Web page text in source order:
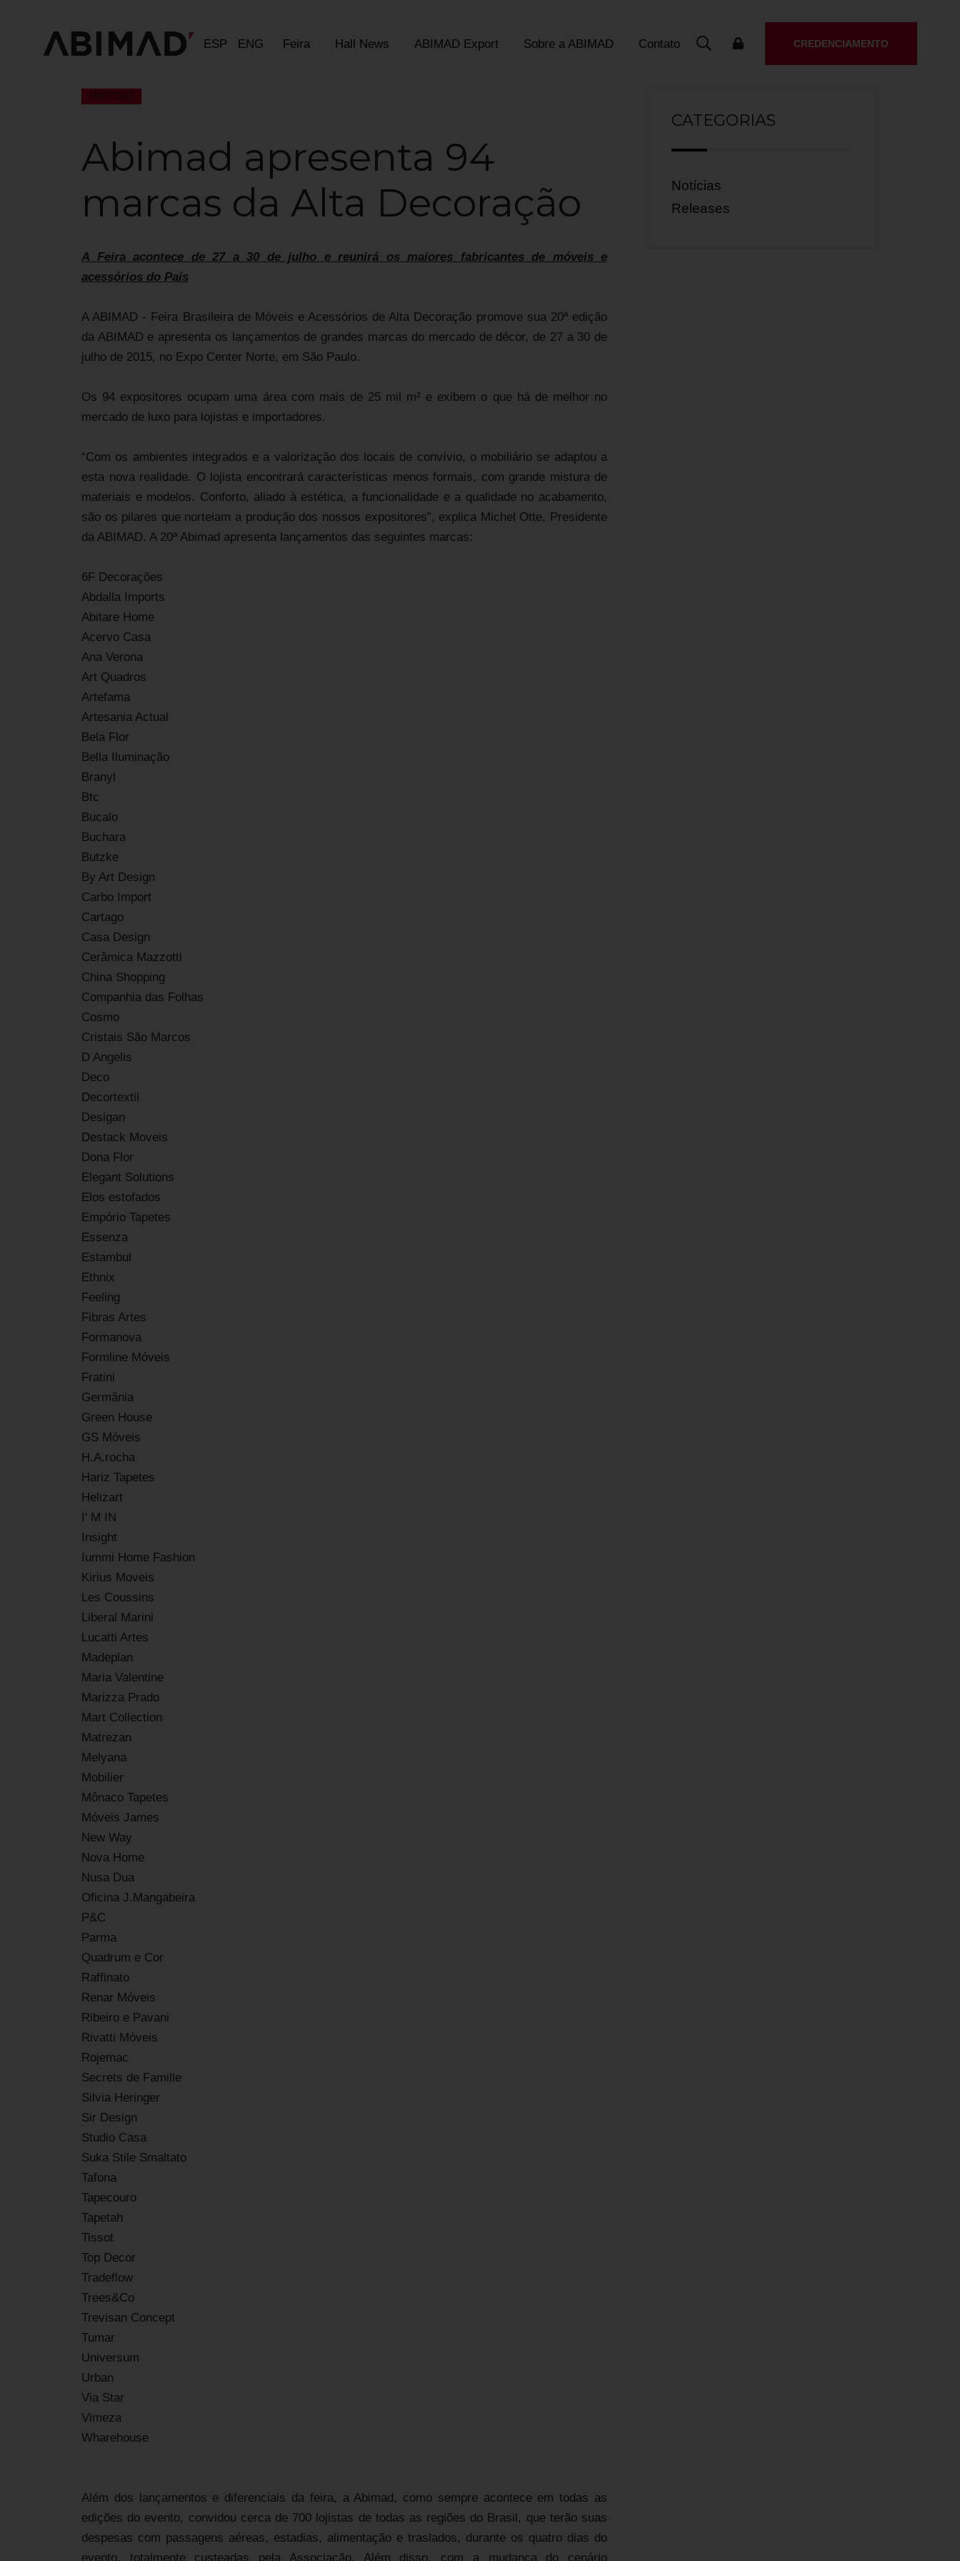
ESP ENG Feira Hall News ABIMAD Export Sobre a ABIMAD Contato CREDENCIAMENTO
16/07/2015
Abimad apresenta 94
marcas da Alta Decoração
A Feira acontece de 27 a 30 de julho e reunirá os maiores fabricantes de móveis e
acessórios do País
A ABIMAD - Feira Brasileira de Móveis e Acessórios de Alta Decoração promove sua 20ª edição
da ABIMAD e apresenta os lançamentos de grandes marcas do mercado de décor, de 27 a 30 de
julho de 2015, no Expo Center Norte, em São Paulo.
Os 94 expositores ocupam uma área com mais de 25 mil m² e exibem o que há de melhor no
mercado de luxo para lojistas e importadores.
“Com os ambientes integrados e a valorização dos locais de convívio, o mobiliário se adaptou a
esta nova realidade. O lojista encontrará características menos formais, com grande mistura de
materiais e modelos. Conforto, aliado à estética, a funcionalidade e a qualidade no acabamento,
são os pilares que norteiam a produção dos nossos expositores”, explica Michel Otte, Presidente
da ABIMAD. A 20ª Abimad apresenta lançamentos das seguintes marcas:
6F Decorações
Abdalla Imports
Abitare Home
Acervo Casa
Ana Verona
Art Quadros
Artefama
Artesania Actual
Bela Flor
Bella Iluminação
Branyl
Btc
Bucalo
Buchara
Butzke
By Art Design
Carbo Import
Cartago
Casa Design
Cerâmica Mazzotti
China Shopping
Companhia das Folhas
Cosmo
Cristais São Marcos
D Angelis
Deco
Decortextil
Desigan
Destack Moveis
Dona Flor
Elegant Solutions
Elos estofados
Empório Tapetes
Essenza
Estambul
Ethnix
Feeling
Fibras Artes
Formanova
Formline Móveis
Fratini
Germânia
Green House
GS Móveis
H.A.rocha
Hariz Tapetes
Helizart
I' M IN
Insight
Iummi Home Fashion
Kirius Moveis
Les Coussins
Liberal Marini
Lucatti Artes
Madeplan
Maria Valentine
Marizza Prado
Mart Collection
Matrezan
Melyana
Mobilier
Mônaco Tapetes
Móveis James
New Way
Nova Home
Nusa Dua
Oficina J.Mangabeira
P&C
Parma
Quadrum e Cor
Raffinato
Renar Móveis
Ribeiro e Pavani
Rivatti Móveis
Rojemac
Secrets de Famille
Silvia Heringer
Sir Design
Studio Casa
Suka Stile Smaltato
Tafona
Tapecouro
Tapetah
Tissot
Top Decor
Tradeflow
Trees&Co
Trevisan Concept
Tumar
Universum
Urban
Via Star
Vimeza
Wharehouse
Além dos lançamentos e diferenciais da feira, a Abimad, como sempre acontece em todas as
edições do evento, convidou cerca de 700 lojistas de todas as regiões do Brasil, que terão suas
despesas com passagens aéreas, estadias, alimentação e traslados, durante os quatro dias do
evento, totalmente custeadas pela Associação. Além disso, com a mudança do cenário
CATEGORIAS
Notícias
Releases